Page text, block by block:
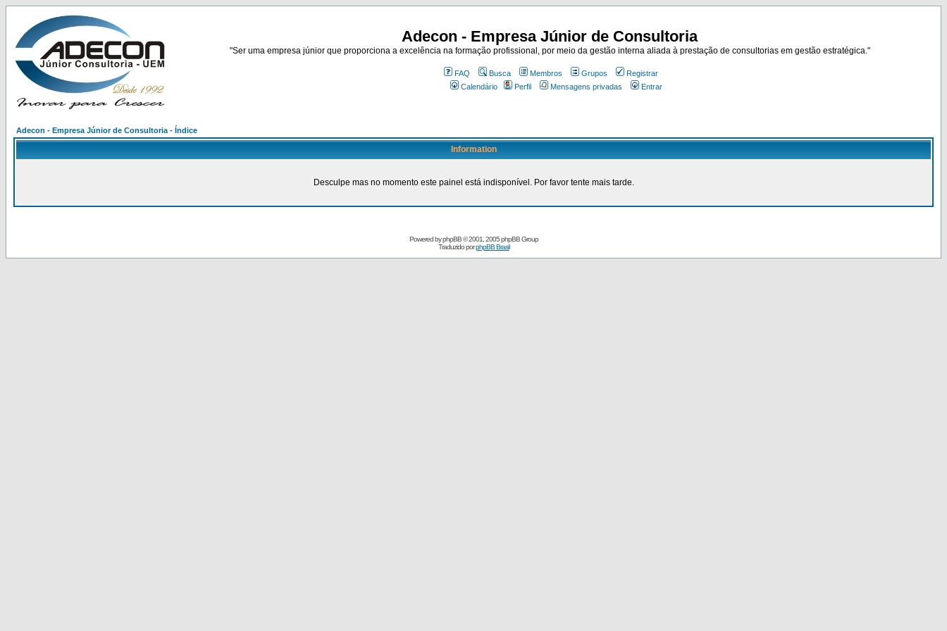
Adecon - Empresa Júnior de Consultoria
"Ser uma empresa júnior que proporciona a excelência na formação profissional, por meio da gestão interna aliada à prestação de consultorias em gestão estratégica."
FAQ Busca Membros Grupos
Registrar
Calendário
Perfil Mensagens privadas Entrar
Adecon - Empresa Júnior de Consultoria - Índice
Information
Desculpe mas no momento este painel está indisponível. Por favor tente mais tarde.
Powered byphpBB© 2001, 2005 phpBB Group
Traduzido porphpBB Brasil